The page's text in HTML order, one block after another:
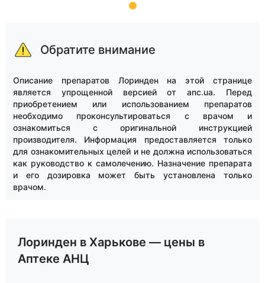
2
Обратите внимание
Описание препаратов Лоринден на этой странице
является упрощенной версией от anc.ua. Перед
приобретением или использованием препаратов
необходимо проконсультироваться с врачом и
ознакомиться с оригинальной инструкцией
производителя. Информация предоставляется только
для ознакомительных целей и не должна использоваться
как руководство к самолечению. Назначение препарата
и его дозировка может быть установлена только
врачом.
Лоринден в Харькове — цены в
Аптеке АНЦ